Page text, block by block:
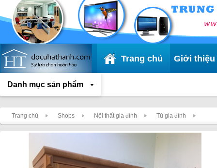
Trang chủ Giới thiệu
Danh mục sản phẩm
Trang chủ Shops Nội thất gia đình Tủ gia đình